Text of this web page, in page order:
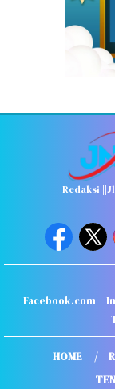
Redaksi
Facebook.com
HOME